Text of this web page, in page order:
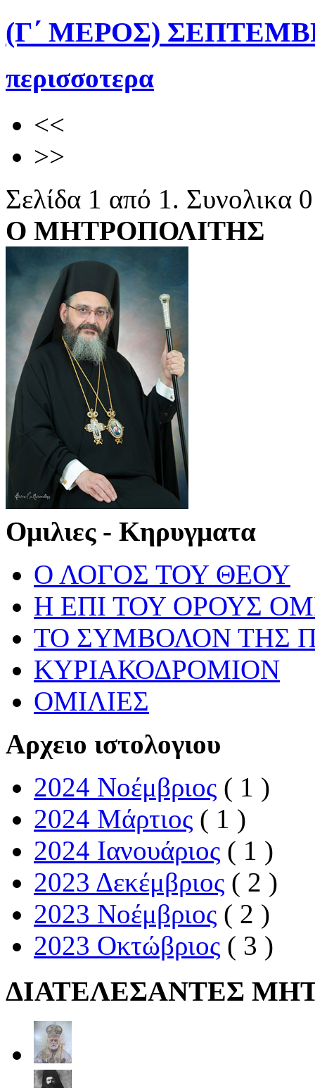
(Γ΄ ΜΕΡΟΣ)
περισσοτερα
<<
>>
Σελίδα 1 από 1. Συνολικα
Ο ΜΗΤΡΟΠΟΛΙΤΗΣ
Ομιλιες - Κηρυγματα
Ο ΛΟΓΟΣ ΤΟΥ ΘΕΟΥ
Η ΕΠΙ ΤΟΥ ΟΡΟΥΣ
ΤΟ ΣΥΜΒΟΛΟΝ ΤΗΣ
ΚΥΡΙΑΚΟΔΡΟΜΙΟΝ
ΟΜΙΛΙΕΣ
Αρχειο ιστολογιου
2024 Νοέμβριος ( 1 )
2024 Μάρτιος ( 1 )
2024 Ιανουάριος ( 1 )
2023 Δεκέμβριος ( 2 )
2023 Νοέμβριος ( 2 )
2023 Οκτώβριος ( 3 )
ΔΙΑΤΕΛΕΣΑΝΤΕΣ